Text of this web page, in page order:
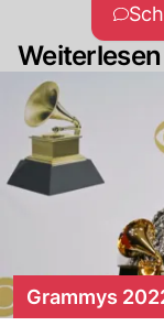
Weiterlesen
Grammys